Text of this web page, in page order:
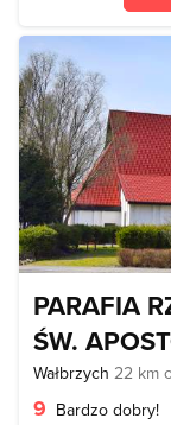
PARAFIA
ŚW.
Wałbrzych 22 km
9 Bardzo dobry!